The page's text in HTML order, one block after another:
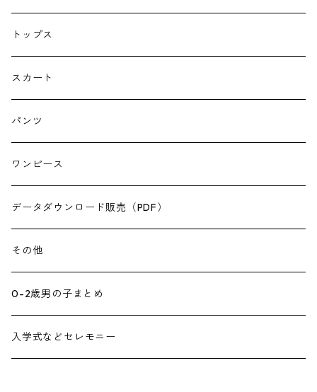
トップス
スカート
パンツ
ワンピース
データダウンロード販売（PDF）
その他
0-2歳男の子まとめ
入学式などセレモニー